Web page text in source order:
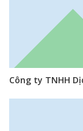
Công ty TNHH